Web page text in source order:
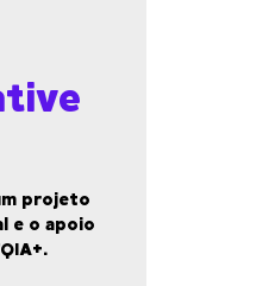
projeto
e o apoio